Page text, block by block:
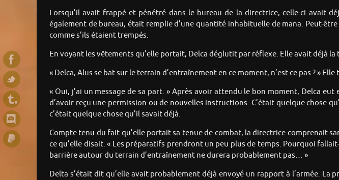
Lorsqu’il avait frappé et pénétré dans le bureau de la directrice, celle-ci avait
également de bureau, était remplie d’une quantité inhabituelle de mana. Peut-
comme s’ils étaient trempés.
En voyant les vêtements qu’elle portait, Delca déglutit par réflexe. Elle avait déjà
« Delca, Alus se bat sur le terrain d’entraînement en ce moment, n’est-ce pas ? »
« Oui, j’ai un message de sa part. » Après avoir attendu le bon moment, Delca
d’avoir reçu une permission ou de nouvelles instructions. C’était quelque chose
c’était quelque chose qu’il savait déjà.
Compte tenu du fait qu’elle portait sa tenue de combat, la directrice comprenait
ce qu’elle disait. « Les préparatifs prendront un peu plus de temps. Pourquoi
barrière autour du terrain d’entraînement ne durera probablement pas… »
Delta s’était dit qu’elle avait probablement déjà envoyé un rapport à l’armée.